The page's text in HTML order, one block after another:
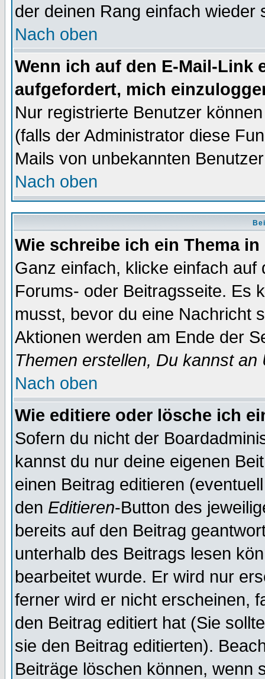
der deinen Rang einfach wieder
Nach oben
Wenn ich auf den E-Mail-Link
aufgefordert, mich
Nur registrierte Benutzer
(falls der Administrator diese
Mails von unbekannten
Nach oben
Wie schreibe ich ein Thema
Ganz einfach, klicke einfach
Forums- oder Beitragsseite. Es
musst, bevor du eine Nachricht
Aktionen werden am Ende der
Themen erstellen, Du kannst
Nach oben
Wie editiere oder lösche ich
Sofern du nicht der
kannst du nur deine eigenen
einen Beitrag editieren
den Editieren-Button des
bereits auf den Beitrag
unterhalb des Beitrags lesen
bearbeitet wurde. Er wird nur
ferner wird er nicht erscheinen,
den Beitrag editiert hat (Sie
sie den Beitrag editierten).
Beiträge löschen können, wenn